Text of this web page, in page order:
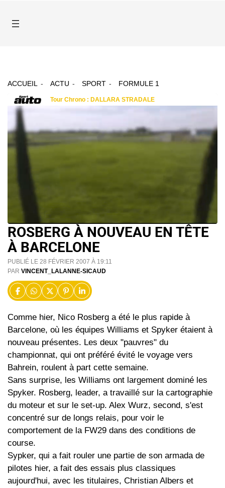
ACCUEIL ACTU SPORT FORMULE 1
ROSBERG À NOUVEAU EN TÊTE
À BARCELONE
PUBLIÉ LE 28 FÉVRIER 2007 À 19:11
PAR VINCENT_LALANNE-SICAUD
Comme hier, Nico Rosberg a été le plus rapide à
Barcelone, où les équipes Williams et Spyker étaient à
nouveau présentes. Les deux "pauvres" du
championnat, qui ont préféré évité le voyage vers
Bahrein, roulent à part cette semaine.
Sans surprise, les Williams ont largement dominé les
Spyker. Rosberg, leader, a travaillé sur la cartographie
du moteur et sur le set-up. Alex Wurz, second, s'est
concentré sur de longs relais, pour voir le
comportement de la FW29 dans des conditions de
course.
Sypker, qui a fait rouler une partie de son armada de
pilotes hier, a fait des essais plus classiques
aujourd'hui, avec les titulaires, Christian Albers et